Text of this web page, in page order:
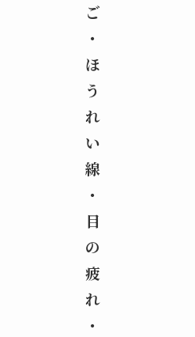
ご
・
ほ
う
れ
い
線
・
目
の
疲
れ
・